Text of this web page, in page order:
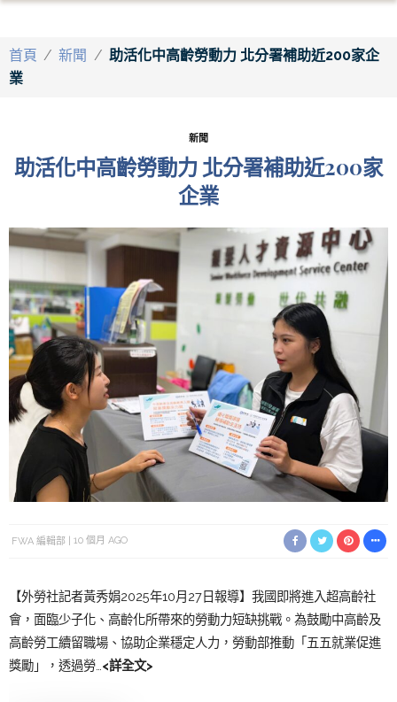
首頁 / 新聞 / 助活化中高齡勞動力 北分署補助近200家企
業
新聞
助活化中高齡勞動力 北分署補助近200家
企業
FWA 編輯部 10 個月 AGO
【外勞社記者黃秀娟2025年10月27日報導】我國即將進入超高齡社
會，面臨少子化、高齡化所帶來的勞動力短缺挑戰。為鼓勵中高齡及
高齡勞工續留職場、協助企業穩定人力，勞動部推動「五五就業促進
獎勵」，透過勞… <詳全文>